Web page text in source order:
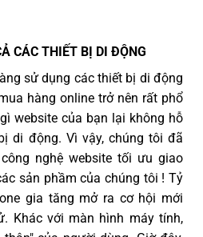
CÁC THIẾT BỊ DI ĐỘNG
sử dụng các thiết bị di động
hàng online trở nên rất phổ
website của bạn lại không hỗ
di động. Vì vậy, chúng tôi đã
nghệ website tối ưu giao
sản phầm của chúng tôi ! Tỷ
gia tăng mở ra cơ hội mới
Khác với màn hình máy tính,